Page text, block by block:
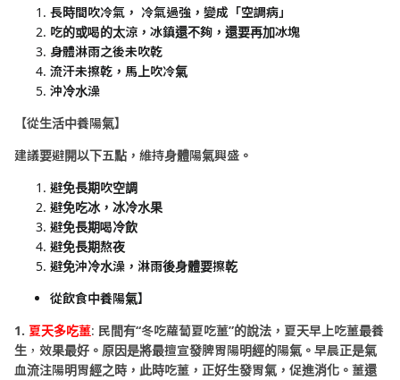
長時間吹冷氣， 冷氣過強，變成「空調病」
吃的或喝的太涼，冰鎮還不夠，還要再加冰塊
身體淋雨之後未吹乾
流汗未擦乾，馬上吹冷氣
沖冷水澡
【從生活中養陽氣】
建議要避開以下五點，維持身體陽氣興盛。
避免長期吹空調
避免吃冰，冰冷水果
避免長期喝冷飲
避免長期熬夜
避免沖冷水澡，淋雨後身體要擦乾
從飲食中養陽氣】
1. 夏天多吃薑: 民間有“冬吃蘿蔔夏吃薑”的說法， 夏天早上吃薑最養
生 ， 效果最好。原因是將最擅宣發脾胃陽明經的陽氣。早晨正是氣
血流注陽明胃經之時，此時吃薑，正好生發胃氣，促進消化。薑還